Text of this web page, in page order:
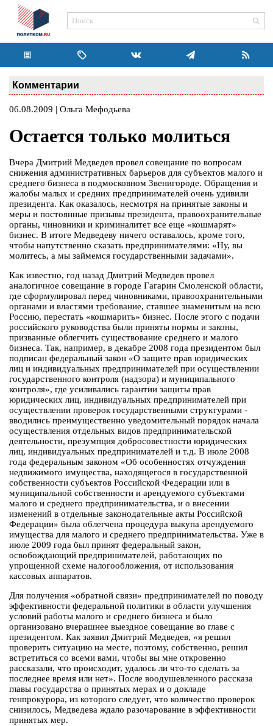
Комментарии
06.08.2009 | Ольга Мефодьева
Остается только молиться
Вчера Дмитрий Медведев провел совещание по вопросам
снижения административных барьеров для субъектов малого и
среднего бизнеса в подмосковном Звенигороде. Обращения и
жалобы малых и средних предпринимателей очень удивили
президента. Как оказалось, несмотря на принятые законы и
меры и постоянные призывы президента, правоохранительные
органы, чиновники и криминалитет все еще «кошмарят»
бизнес. В итоге Медведеву ничего оставалось, кроме того,
чтобы напутственно сказать предпринимателями: «Ну, вы
молитесь, а мы займемся государственными задачами».
Как известно, год назад Дмитрий Медведев провел
аналогичное совещание в городе Гагарин Смоленской области,
где сформулировал перед чиновниками, правоохранительными
органами и властями требование, ставшее знаменитым на всю
Россию, перестать «кошмарить» бизнес. После этого с подачи
российского руководства были приняты нормы и законы,
призванные облегчить существование среднего и малого
бизнеса. Так, например, в декабре 2008 года президентом был
подписан федеральный закон «О защите прав юридических
лиц и индивидуальных предпринимателей при осуществлении
государственного контроля (надзора) и муниципального
контроля», где усиливались гарантии защиты прав
юридических лиц, индивидуальных предпринимателей при
осуществлении проверок государственными структурами -
вводились преимущественно уведомительный порядок начала
осуществления отдельных видов предпринимательской
деятельности, презумпция добросовестности юридических
лиц, индивидуальных предпринимателей и т.д. В июле 2008
года федеральным законом «Об особенностях отчуждения
недвижимого имущества, находящегося в государственной
собственности субъектов Российской Федерации или в
муниципальной собственности и арендуемого субъектами
малого и среднего предпринимательства, и о внесении
изменений в отдельные законодательные акты Российской
Федерации» была облегчена процедура выкупа арендуемого
имущества для малого и среднего предпринимательства. Уже в
июле 2009 года был принят федеральный закон,
освобождающий предпринимателей, работающих по
упрощенной схеме налогообложения, от использования
кассовых аппаратов.
Для получения «обратной связи» предпринимателей по поводу
эффективности федеральной политики в области улучшения
условий работы малого и среднего бизнеса и было
организовано вчерашнее выездное совещание во главе с
президентом. Как заявил Дмитрий Медведев, «я решил
проверить ситуацию на месте, поэтому, собственно, решил
встретиться со всеми вами, чтобы вы мне откровенно
рассказали, что происходит, удалось ли что-то сделать за
последнее время или нет». После воодушевленного рассказа
главы государства о принятых мерах и о докладе
генпрокурора, из которого следует, что количество проверок
снизилось, Медведева ждало разочарование в эффективности
принятых мер.